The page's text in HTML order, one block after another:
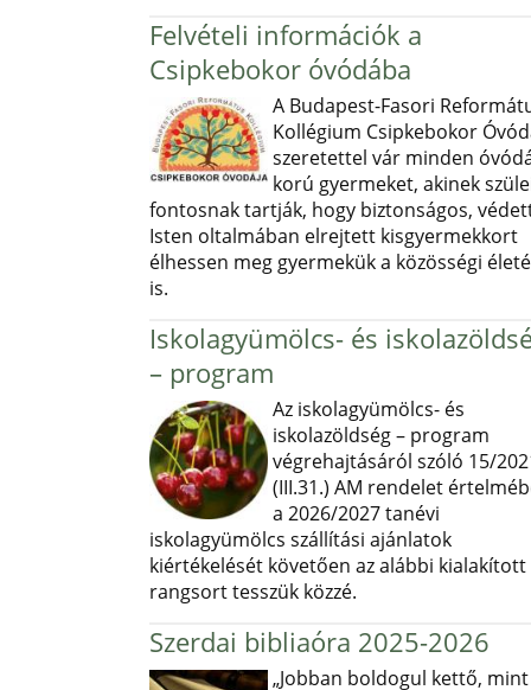
Felvételi információk a
Csipkebokor óvódába
A Budapest-Fasori
Kollégium Csipkebokor
szeretettel vár minden
korú gyermeket, akinek
fontosnak tartják, hogy biztonságos,
Isten oltalmában elrejtett kisgyermekkort
élhessen meg gyermekük a közösségi
is.
Iskolagyümölcs- és
– program
Az iskolagyümölcs- és
iskolazöldség – program
végrehajtásáról szóló 15/
(III.31.) AM rendelet
a 2026/2027 tanévi
iskolagyümölcs szállítási ajánlatok
kiértékelését követően az alábbi kialakított
rangsort tesszük közzé.
Szerdai bibliaóra 2025-2026
„Jobban boldogul kettő, mint